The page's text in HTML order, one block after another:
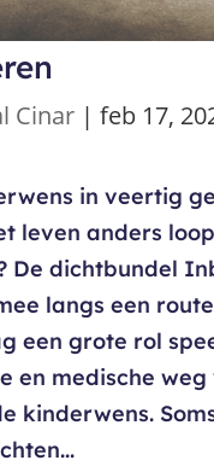
Cinar| feb 17,
in veertig
leven anders
De dichtbundel
langs een
een grote rol
en medische weg
kinderwens.